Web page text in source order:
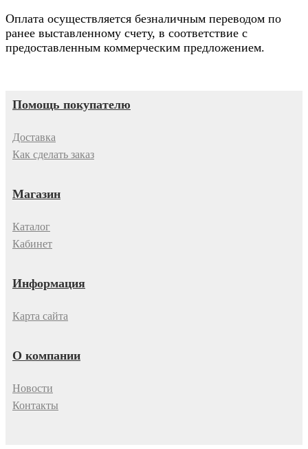
Оплата осуществляется безналичным переводом по
ранее выставленному счету, в соответствие с
предоставленным коммерческим предложением.
Помощь покупателю
Доставка
Как сделать заказ
Магазин
Каталог
Кабинет
Информация
Карта сайта
О компании
Новости
Контакты